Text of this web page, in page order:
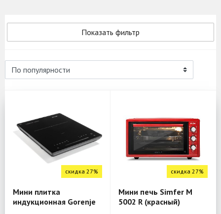
Показать фильтр
скидка 27%
Мини плитка
индукционная Gorenje
скидка 27%
Мини печь Simfer M
5002 R (красный)